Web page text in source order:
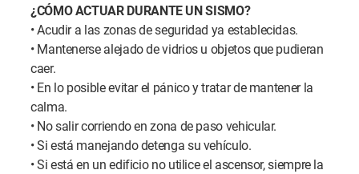
¿CÓMO ACTUAR DURANTE UN SISMO?
• Acudir a las zonas de seguridad ya establecidas.
• Mantenerse alejado de vidrios u objetos que pudieran
caer.
• En lo posible evitar el pánico y tratar de mantener la
calma.
• No salir corriendo en zona de paso vehicular.
• Si está manejando detenga su vehículo.
• Si está en un edificio no utilice el ascensor, siempre la